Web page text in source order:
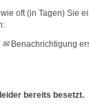
oft (in Tagen) Sie
Benachrichtigung
bereits besetzt.